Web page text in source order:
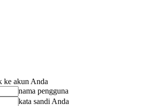
ke akun Anda
nama pengguna
kata sandi Anda